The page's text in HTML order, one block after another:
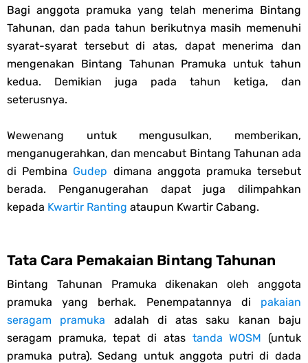
Bagi anggota pramuka yang telah menerima Bintang
Tahunan, dan pada tahun berikutnya masih memenuhi
syarat-syarat tersebut di atas, dapat menerima dan
mengenakan Bintang Tahunan Pramuka untuk tahun
kedua. Demikian juga pada tahun ketiga, dan
seterusnya.
Wewenang untuk mengusulkan, memberikan,
menganugerahkan, dan mencabut Bintang Tahunan ada
di Pembina Gudep dimana anggota pramuka tersebut
berada. Penganugerahan dapat juga dilimpahkan
kepada Kwartir Ranting ataupun Kwartir Cabang.
Tata Cara Pemakaian Bintang Tahunan
Bintang Tahunan Pramuka dikenakan oleh anggota
pramuka yang berhak. Penempatannya di pakaian
seragam pramuka adalah di atas saku kanan baju
seragam pramuka, tepat di atas tanda WOSM (untuk
pramuka putra). Sedang untuk anggota putri di dada